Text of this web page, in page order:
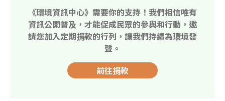
《環境資訊中心》需要你的支持！我們相信唯有
資訊公開普及，才能促成民眾的參與和行動，邀
請您加入定期捐款的行列，讓我們持續為環境發
聲。
前往捐款